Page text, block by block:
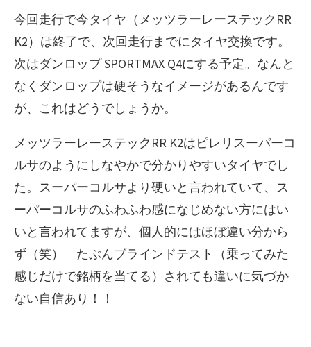
今回走行で今タイヤ（メッツラーレーステックRR
K2）は終了で、次回走行までにタイヤ交換です。
次はダンロップ SPORTMAX Q4にする予定。なんと
なくダンロップは硬そうなイメージがあるんです
が、これはどうでしょうか。
メッツラーレーステックRR K2はピレリスーパーコ
ルサのようにしなやかで分かりやすいタイヤでし
た。スーパーコルサより硬いと言われていて、ス
ーパーコルサのふわふわ感になじめない方にはい
いと言われてますが、個人的にはほぼ違い分から
ず（笑） たぶんブラインドテスト（乗ってみた
感じだけで銘柄を当てる）されても違いに気づか
ない自信あり！！